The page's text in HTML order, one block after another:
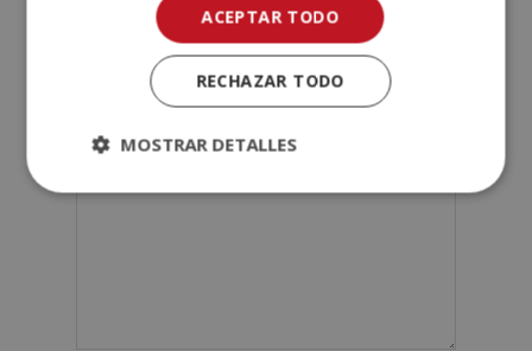
Indícanos en qué curso estás interesado (*)
ACEPTAR TODO
RECHAZAR TODO
MOSTRAR DETALLES